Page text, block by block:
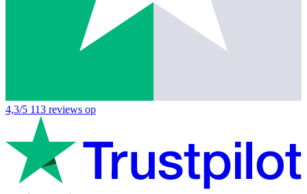
4,3/5 113 reviews op